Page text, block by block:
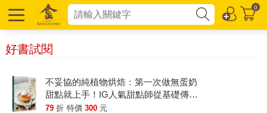
0
好書試閱
不妥協的純植物烘焙：第一次做無蛋奶
甜點就上手！IG人氣甜點師從基礎傳
授，40道絕美成品、好吃又好做的夢幻
79 折 特價 300 元